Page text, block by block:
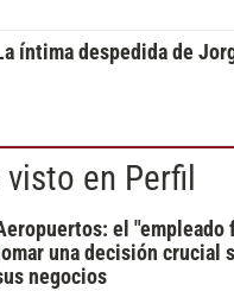
íntima despedida de
en Perfil
el "empleado
una decisión crucial
negocios